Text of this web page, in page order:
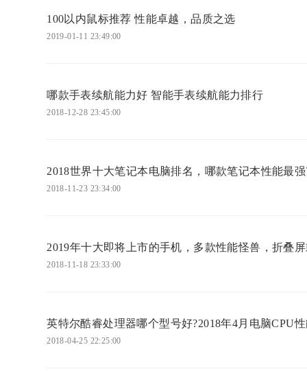
100以内鼠标推荐 性能卓越，品质之选
2019-01-11 23:49:00
哪款手表续航能力好 智能手表续航能力排行
2018-12-28 23:45:00
2018世界十大笔记本电脑排名，哪款笔记本性能最强
2018-11-23 23:34:00
2019年十大即将上市的手机，多款性能怪兽，折叠
2018-11-18 23:33:00
英特尔酷睿处理器哪个型号好?2018年4月电脑CPU
2018-04-25 22:25:00